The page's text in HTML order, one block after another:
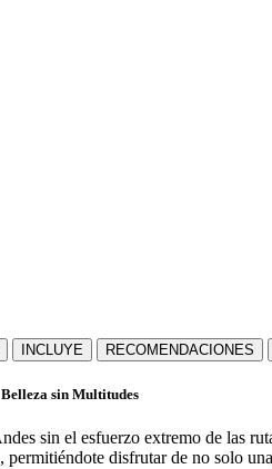
INCLUYE RECOMENDACIONES
sin Multitudes
sin el esfuerzo extremo de las
permitiéndote disfrutar de no solo